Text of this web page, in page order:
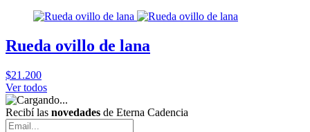
Rueda ovillo de lana
$21.200
Ver todos
Recibí las novedades de Eterna Cadencia